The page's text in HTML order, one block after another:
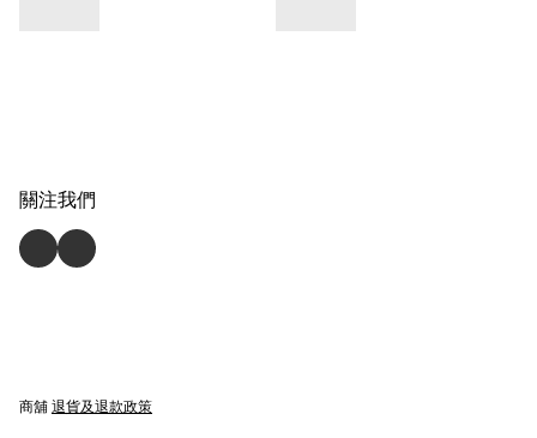
關注我們
商舖 退貨及退款政策